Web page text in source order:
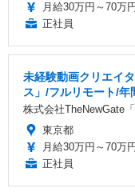
月給30万円～70万円
正社員
未経験動画クリエイ
ス」/フルリモート/年
株式会社TheNewGate「
東京都
月給30万円～70万円
正社員